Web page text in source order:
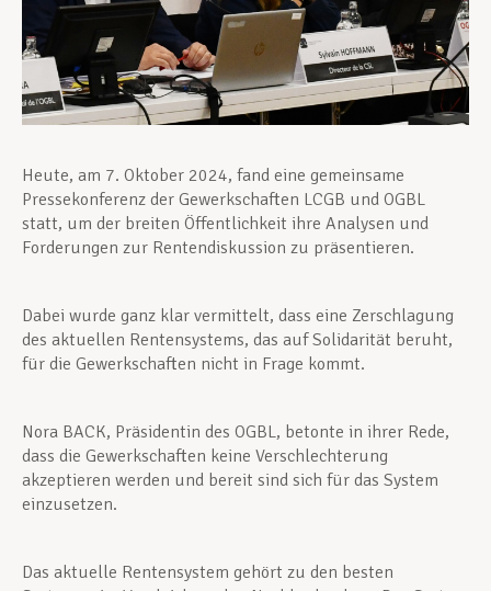
Heute, am 7. Oktober 2024, fand eine gemeinsame
Pressekonferenz der Gewerkschaften LCGB und OGBL
statt, um der breiten Öffentlichkeit ihre Analysen und
Forderungen zur Rentendiskussion zu präsentieren.
Dabei wurde ganz klar vermittelt, dass eine Zerschlagung
des aktuellen Rentensystems, das auf Solidarität beruht,
für die Gewerkschaften nicht in Frage kommt.
Nora BACK, Präsidentin des OGBL, betonte in ihrer Rede,
dass die Gewerkschaften keine Verschlechterung
akzeptieren werden und bereit sind sich für das System
einzusetzen.
Das aktuelle Rentensystem gehört zu den besten